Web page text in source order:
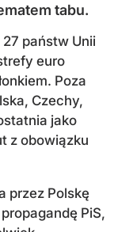
tabu.
państw Unii
euro
Poza
Czechy,
jako
z obowiązku
przez Polskę
PiS,